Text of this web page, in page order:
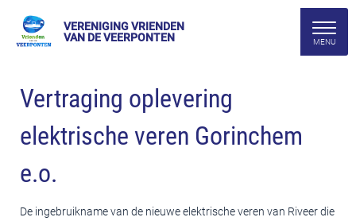
VERENIGING VRIENDEN
VAN DE VEERPONTEN
Vertraging oplevering
elektrische veren Gorinchem
e.o.
De ingebruikname van de nieuwe elektrische veren van Riveer die